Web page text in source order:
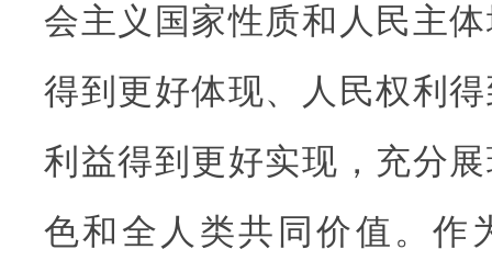
会主义国家性质和人民主
得到更好体现、人民权利
利益得到更好实现，充分
色和全人类共同价值。作